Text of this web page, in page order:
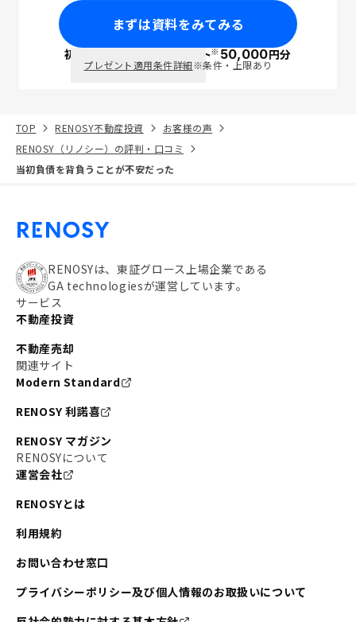
まずは資料をみてみる
初回面談で ポイント※50,000円分
プレゼント適用条件詳細※条件・上限あり
TOP RENOSY不動産投資
お客様の声
RENOSY（リノシー）の評判・口コミ
当初負債を背負うことが不安だった
RENOSYは、東証グロース上場企業である
GA technologiesが運営しています。
サービス
不動産投資
不動産売却
関連サイト
Modern Standard
RENOSY 利諾喜
RENOSY マガジン
RENOSYについて
運営会社
RENOSYとは
利用規約
お問い合わせ窓口
プライバシーポリシー及び個人情報のお取扱いについて